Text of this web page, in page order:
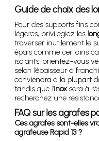
Guide de choix des
Pour des supports fins
légères, privilégiez les
traverser inutilement le
épais comme certains
isolants, orientez-vous
selon l’épaisseur à
conviendra à la plupart
tandis que l’inoxsera à
recherchez une
FAQ sur les agrafes
Ces agrafes sont-elles
agrafeuse Rapid 13 ?